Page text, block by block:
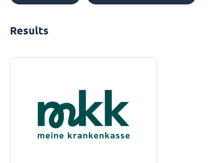
Results